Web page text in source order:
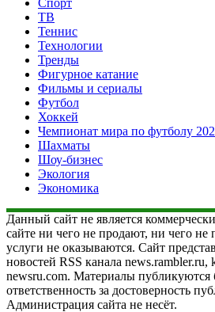
ТВ
Теннис
Технологии
Тренды
Фигурное катание
Фильмы и сериалы
Футбол
Хоккей
Чемпионат мира по футболу
Шахматы
Шоу-бизнес
Экология
Экономика
Данный сайт не является
сайте ни чего не продают, ни чего не
услуги не оказываются. Сайт
новостей RSS канала news.rambler.ru,
newsru.com. Материалы публикуются
ответственность за достоверность
Администрация сайта не несёт.